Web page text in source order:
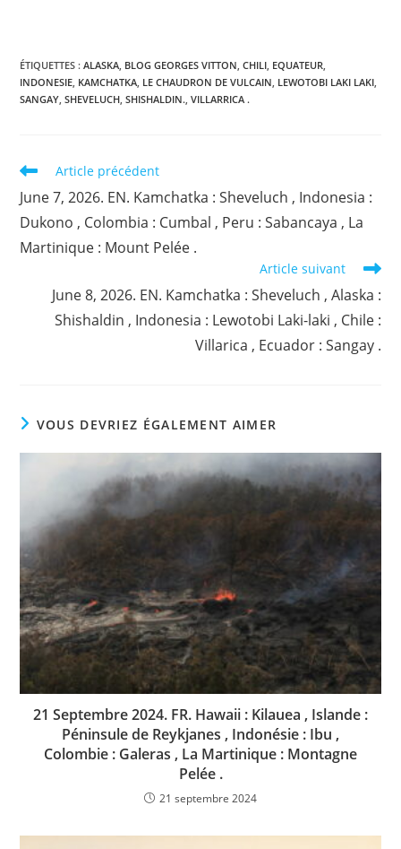
ÉTIQUETTES :ALASKA BLOG GEORGES VITTON CHILI EQUATEUR
INDONESIE KAMCHATKA LE CHAUDRON DE VULCAIN LEWOTOBI LAKI LAKI
SANGAY SHEVELUCH SHISHALDIN. VILLARRICA .
Read
articles
Article précédent
June 7, 2026. EN. Kamchatka : Sheveluch , Indonesia :
Dukono , Colombia : Cumbal , Peru : Sabancaya , La
Martinique : Mount Pelée .
Article suivant
June 8, 2026. EN. Kamchatka : Sheveluch , Alaska :
Shishaldin , Indonesia : Lewotobi Laki-laki , Chile :
Villarica , Ecuador : Sangay .
VOUS DEVRIEZ ÉGALEMENT AIMER
21 Septembre 2024. FR. Hawaii : Kilauea , Islande :
Péninsule de Reykjanes , Indonésie : Ibu ,
Colombie : Galeras , La Martinique : Montagne
Pelée .
21 septembre 2024